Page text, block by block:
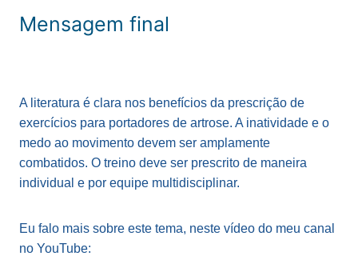
Mensagem final
A literatura é clara nos benefícios da prescrição de
exercícios para portadores de artrose. A inatividade e o
medo ao movimento devem ser amplamente
combatidos. O treino deve ser prescrito de maneira
individual e por equipe multidisciplinar.
Eu falo mais sobre este tema, neste vídeo do meu canal
no YouTube: